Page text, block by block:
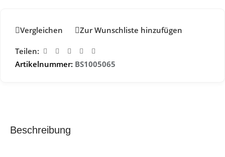
Vergleichen Zur Wunschliste hinzufügen
Teilen:
Artikelnummer: BS1005065
Beschreibung